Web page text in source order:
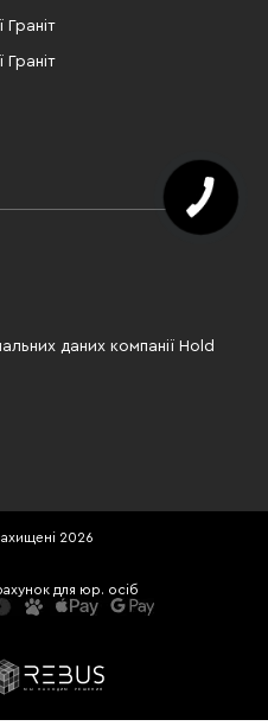
Граніт
Граніт
даних компанії Hold
2026
для юр. осіб